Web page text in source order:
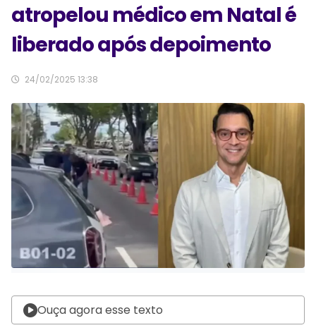
atropelou médico em Natal é
liberado após depoimento
24/02/2025 13:38
Ouça agora esse texto